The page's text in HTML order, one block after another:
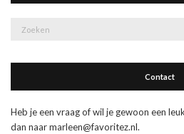
Zoek
Contact
Heb je een vraag of wil je gewoon een
dan naar marleen@favoritez.nl.